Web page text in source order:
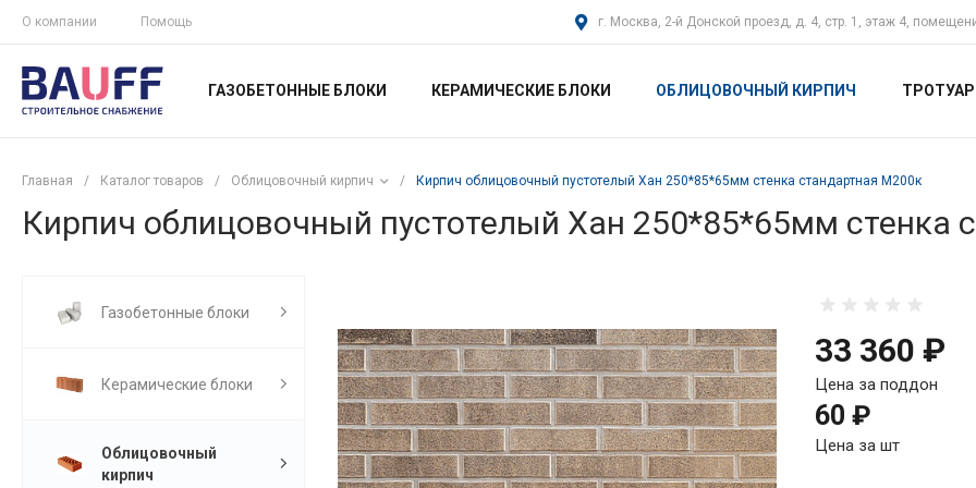
О компании Помощь г. Москва, 2-й Донской проезд, д. 4, стр. 1, этаж 4,
ГАЗОБЕТОННЫЕ БЛОКИ КЕРАМИЧЕСКИЕ БЛОКИ ОБЛИЦОВОЧНЫЙ КИРПИЧ
Главная / Каталог товаров / Облицовочный кирпич / Кирпич облицовочный пустотелый Хан 250*85*65мм стенка стандартная М200к
Кирпич облицовочный пустотелый Хан 250*85*65мм стенка
Газобетонные блоки
Керамические блоки
Облицовочный
кирпич
33 360 ₽
Цена за поддон
60 ₽
Цена за шт